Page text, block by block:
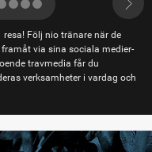
Följ nio tränare när de
via sina sociala medier-
travmedia får du
verksamheter i vardag och